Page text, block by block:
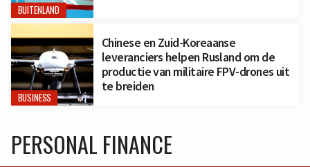
BUITENLAND
BUSINESS
Chinese en Zuid-Koreaanse
leveranciers helpen Rusland om de
productie van militaire FPV-drones uit
te breiden
PERSONAL FINANCE